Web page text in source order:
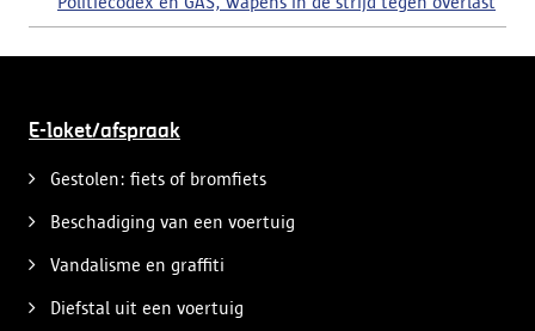
E-loket/afspraak
Gestolen: fiets of bromfiets
Beschadiging van een voertuig
Vandalisme en graffiti
Diefstal uit een voertuig